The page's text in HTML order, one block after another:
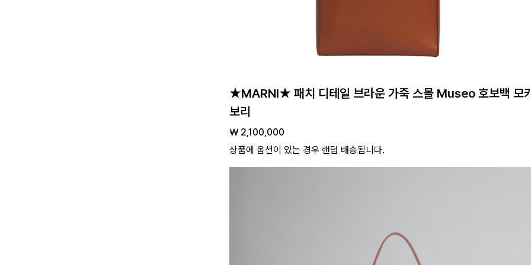
★MARNI★ 패치 디테일 브라운 가죽 스몰 Museo 호보백 모
보리
￦ 2,100,000
상품에 옵션이 있는 경우 랜덤 배송됩니다.